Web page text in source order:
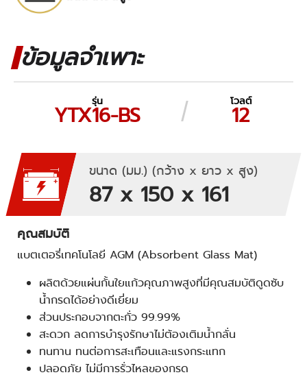
ข้อมูลจำเพาะ
รุ่น
YTX16-BS
โวลต์
12
ขนาด (มม.) (กว้าง x ยาว x สูง)
87 x 150 x 161
คุณสมบัติ
แบตเตอรี่เทคโนโลยี AGM (Absorbent Glass Mat)
ผลิตด้วยแผ่นกั้นใยแก้วคุณภาพสูงที่มีคุณสมบัติดูดซับ
น้ำกรดได้อย่างดีเยี่ยม
ส่วนประกอบจากตะกั่ว 99.99%
สะดวก ลดการบำรุงรักษาไม่ต้องเติมน้ำกลั่น
ทนทาน ทนต่อการสะเทือนและแรงกระแทก
ปลอดภัย ไม่มีการรั่วไหลของกรด